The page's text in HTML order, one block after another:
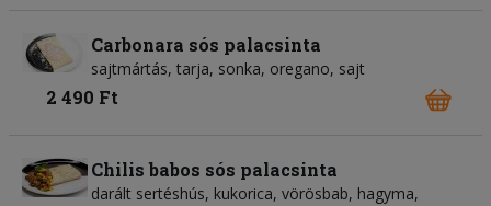
Carbonara sós palacsinta
sajtmártás, tarja, sonka, oregano, sajt
2 490 Ft
Chilis babos sós palacsinta
darált sertéshús, kukorica, vörösbab, hagyma,